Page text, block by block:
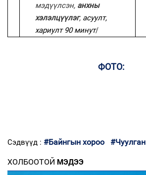
мэдүүлсэн, анхны
хэлэлцүүлэг, асуулт,
хариулт 90 минут/
ФОТО:
Сэдвүүд : #Байнгын хороо #Чуулган
ХОЛБООТОЙ МЭДЭЭ